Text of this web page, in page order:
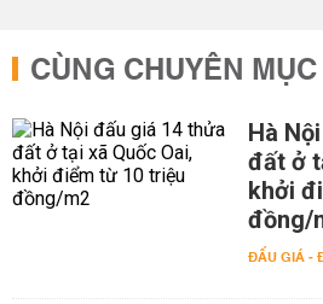
CÙNG CHUYÊN MỤC
Hà
đất ở
khởi
đồng/
ĐẤU GIÁ -